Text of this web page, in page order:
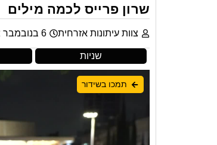
שרון פרייס לכמה מילים
צוות עיתונות אזרחית 6 בנובמבר 2022. 17:11
שניות
תמכו בשידור